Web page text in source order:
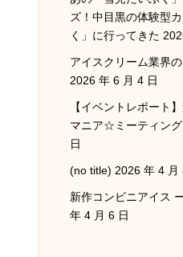
ズ！中目黒の体験型
く」に行ってきた
アイスクリーム業界
2026 年 6 月 4 日
【イベントレポート
マニア☆ミーティング
日
(no title) 2026 年 4 月
新作コンビニアイス
年 4 月 6 日